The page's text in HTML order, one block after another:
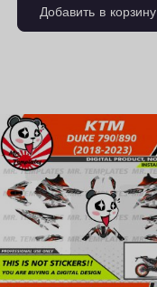
Добавить в корзину